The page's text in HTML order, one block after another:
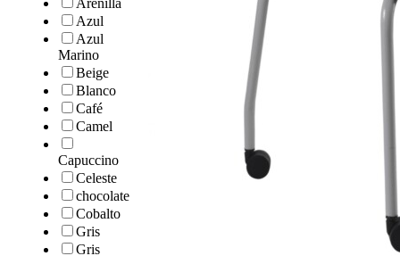
Azul
Azul
Marino
Beige
Blanco
Café
Camel
Capuccino
Celeste
chocolate
Cobalto
Gris
Gris